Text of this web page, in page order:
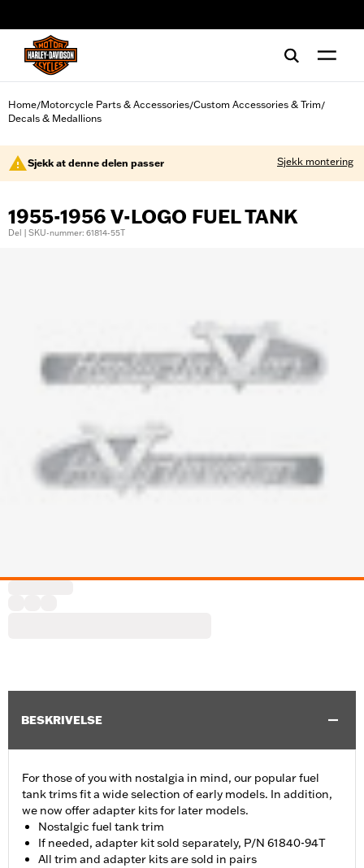
Home/Motorcycle Parts & Accessories/Custom Accessories & Trim/
Decals & Medallions
Sjekk at denne delen passer Sjekk montering
1955-1956 V-LOGO FUEL TANK
Del | SKU-nummer: 61814-55T
BESKRIVELSE
For those of you with nostalgia in mind, our popular fuel
tank trims fit a wide selection of early models. In addition,
we now offer adapter kits for later models.
Nostalgic fuel tank trim
If needed, adapter kit sold separately, P/N 61840-94T
All trim and adapter kits are sold in pairs